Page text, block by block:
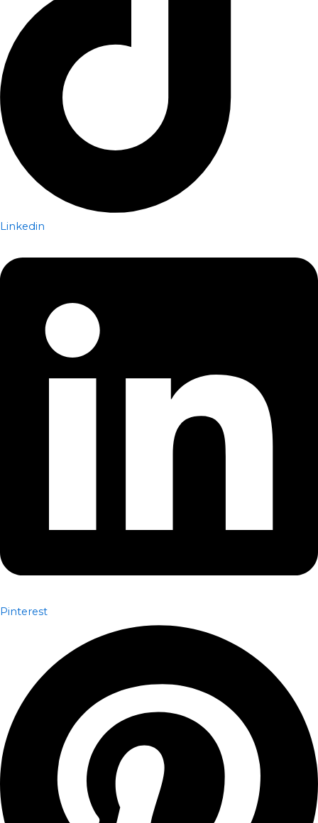
Linkedin
Pinterest